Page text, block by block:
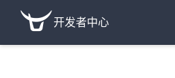
开发者中心